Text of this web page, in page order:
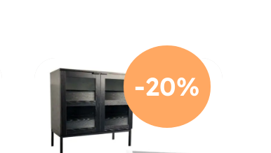
-20%